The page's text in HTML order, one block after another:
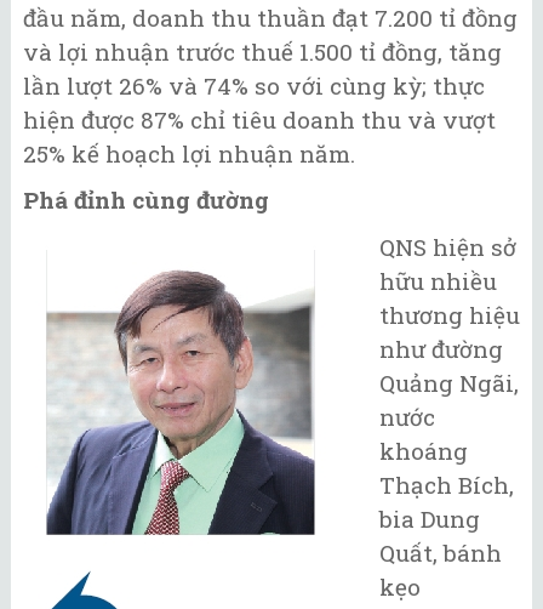
đầu năm, doanh thu thuần đạt 7.200 tỉ đồng
và lợi nhuận trước thuế 1.500 tỉ đồng, tăng
lần lượt 26% và 74% so với cùng kỳ; thực
hiện được 87% chỉ tiêu doanh thu và vượt
25% kế hoạch lợi nhuận năm.
Phá đỉnh cùng đường
QNS hiện sở
hữu nhiều
thương hiệu
như đường
Quảng Ngãi,
nước
khoáng
Thạch Bích,
bia Dung
Quất, bánh
kẹo